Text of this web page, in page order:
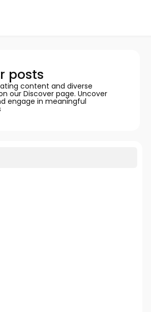
posts
content and diverse
our Discover page. Uncover
engage in meaningful